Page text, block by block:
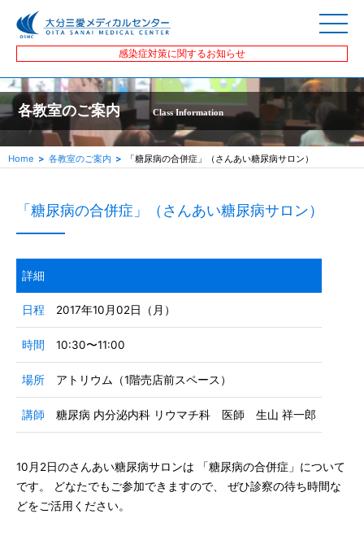
感染症対策に関するお知らせ
各教室のご案内 Class Information
Home 各教室のご案内 「糖尿病の合併症」（さんあい糖尿病サロン）
「糖尿病の合併症」（さんあい糖尿病サロン）
詳細
日程 2017年10月02日（月）
時間 10:30〜11:00
場所 アトリウム（1階売店前スペース）
講師 糖尿病 内分泌内科 リウマチ科 医師 生山 祥一郎
10月2日のさんあい糖尿病サロンは 「糖尿病の合併症」について
です。 どなたでもご参加できますので、 ぜひ診察の待ち時間な
どをご活用ください。